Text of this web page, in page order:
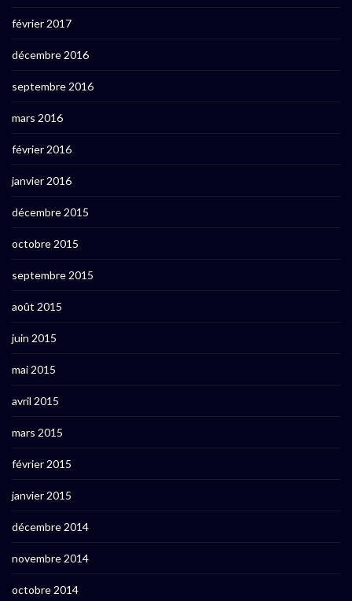
février 2017
décembre 2016
septembre 2016
mars 2016
février 2016
janvier 2016
décembre 2015
octobre 2015
septembre 2015
août 2015
juin 2015
mai 2015
avril 2015
mars 2015
février 2015
janvier 2015
décembre 2014
novembre 2014
octobre 2014